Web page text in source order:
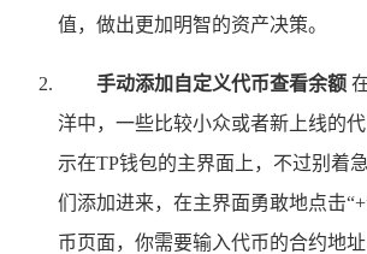
值，做出更加明智的资产决策。
手动添加自定义代币查看余额
洋中，一些比较小众或者新上线的
示在TP钱包的主界面上，不过别着
们添加进来，在主界面勇敢地点击
币页面，你需要输入代币的合约地